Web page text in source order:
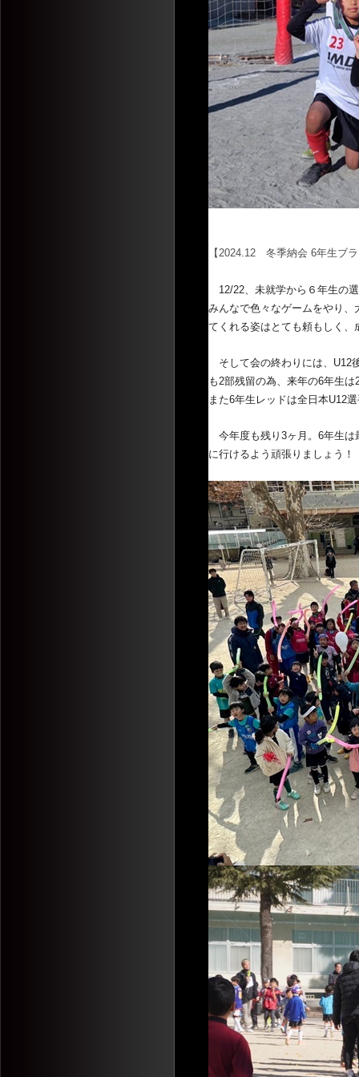
【2024.12 冬季納会 6年生ブ
12/22、未就学から６年生の
みんなで色々なゲームをやり、
てくれる姿はとても頼もしく、
そして会の終わりには、 U12
も2部残留の為、 来年の6年生は
また6年生レッドは全日本U12
今年度も残り3ヶ月。 6年生は
に行けるよう頑張りましょう！